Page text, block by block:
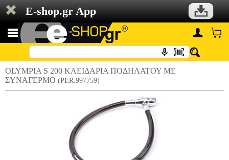
E-shop.gr App
OLYMPIA S 200 ΚΛΕΙΔΑΡΙΑ ΠΟΔΗΛΑΤΟΥ ΜΕ
ΣΥΝΑΓΕΡΜΟ (PER.997759)